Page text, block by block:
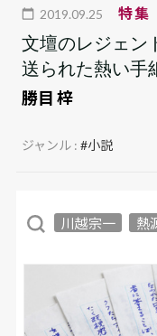
2019.09.25 特集
文壇のレジェン
送られた熱い手
勝目 梓
ジャンル :#小説
川越宗一 熱